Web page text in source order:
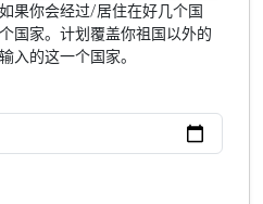
果你会经过/居住在好几个国
国家。计划覆盖你祖国以外的
入的这一个国家。